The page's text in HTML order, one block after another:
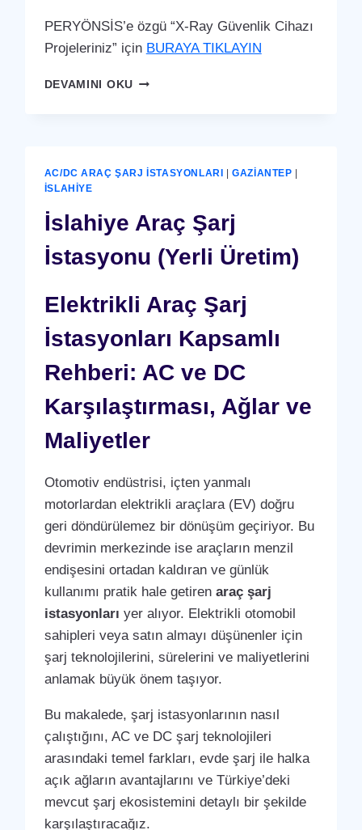
PERYÖNSİS’e özgü “X-Ray Güvenlik Cihazı
Projeleriniz” için BURAYA TIKLAYIN
DEVAMINI OKUİSLAHIYE
AC/DC ARAÇ ŞARJ İSTASYONLARI |GAZIANTEP
İSLAHIYE
İslahiye Araç Şarj
İstasyonu (Yerli Üretim)
Elektrikli Araç Şarj
İstasyonları Kapsamlı
Rehberi: AC ve DC
Karşılaştırması, Ağlar ve
Maliyetler
Otomotiv endüstrisi, içten yanmalı
motorlardan elektrikli araçlara (EV) doğru
geri döndürülemez bir dönüşüm geçiriyor. Bu
devrimin merkezinde ise araçların menzil
endişesini ortadan kaldıran ve günlük
kullanımı pratik hale getiren araç şarj
istasyonları yer alıyor. Elektrikli otomobil
sahipleri veya satın almayı düşünenler için
şarj teknolojilerini, sürelerini ve maliyetlerini
anlamak büyük önem taşıyor.
Bu makalede, şarj istasyonlarının nasıl
çalıştığını, AC ve DC şarj teknolojileri
arasındaki temel farkları, evde şarj ile halka
açık ağların avantajlarını ve Türkiye’deki
mevcut şarj ekosistemini detaylı bir şekilde
karşılaştıracağız.